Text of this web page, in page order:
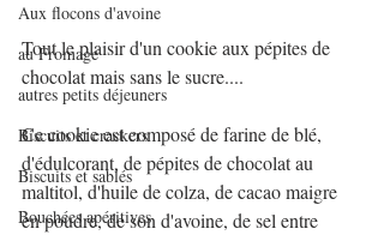
Aux flocons d'avoine
au Fromage
autres petits déjeuners
Biscuits et crackers
Biscuits et sablés
Bouchées apéritives
Tout le plaisir d'un cookie aux pépites de
chocolat mais sans le sucre....
Ce cookie est composé de farine de blé,
d'édulcorant, de pépites de chocolat au
maltitol, d'huile de colza, de cacao maigre
en poudre, de son d'avoine, de sel entre